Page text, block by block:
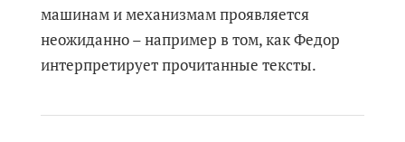
машинам и механизмам проявляется
неожиданно – например в том, как Федор
интерпретирует прочитанные тексты.